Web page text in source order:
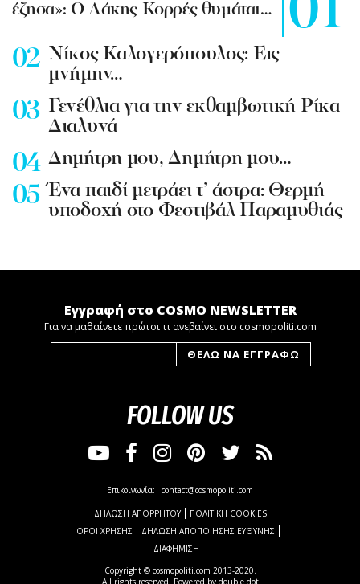
έζησα»: Ο Λάκης Κορρές θυμάται…
Νίκος Καλογερόπουλος: Εις
μνήμην…
Γενέθλια για την εκθαμβωτική Ρίκα
Διαλυνά
Δημήτρη μου, Δημήτρη μου…
Ένα παιδί μετράει τ’ άστρα: Θερμή
υποδοχή στο Φεστιβάλ Παραμυθιάς
Εγγραφή στο COSMO NEWSLETTER
Για να μαθαίνετε πρώτοι τι ανεβαίνει στο cosmopoliti.com
FOLLOW US
Copyright © cosmopoliti.com 2013-2020.
All rights reserved. Powered by double dot
Επικοινωνία: contact@cosmopoliti.com
ΔΗΛΩΣΗ ΑΠΟΡΡΗΤΟΥ
ΠΟΛΙΤΙΚΗ COOKIES
ΟΡΟΙ ΧΡΗΣΗΣ
ΔΗΛΩΣΗ ΑΠΟΠΟΙΗΣΗΣ ΕΥΘΥΝΗΣ
ΔΙΑΦΗΜΙΣΗ